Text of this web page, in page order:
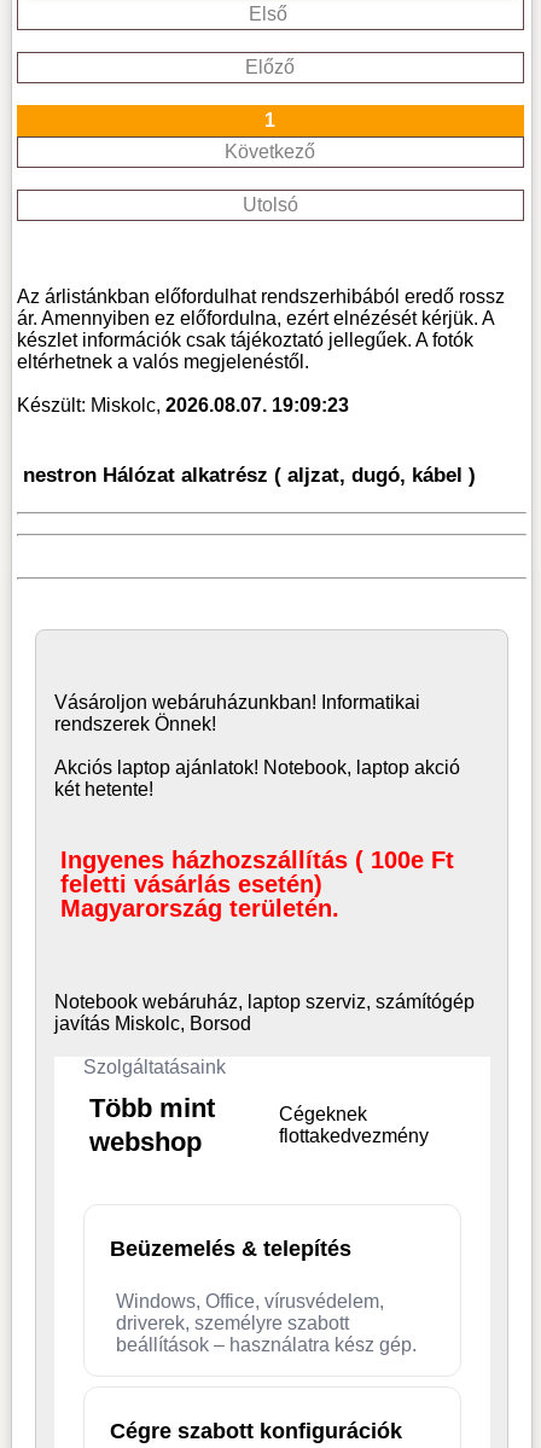
Első
Előző
1
Következő
Utolsó
Az árlistánkban előfordulhat rendszerhibából eredő rossz
ár. Amennyiben ez előfordulna, ezért elnézését kérjük. A
készlet információk csak tájékoztató jellegűek. A fotók
eltérhetnek a valós megjelenéstől.
Készült: Miskolc,2026.08.07. 19:09:23
nestron Hálózat alkatrész ( aljzat, dugó, kábel )
Vásároljonwebáruházunkban! Informatikai
rendszerek Önnek!
Akciós laptop ajánlatok! Notebook, laptop akció
két hetente!
Ingyenes házhozszállítás ( 100e Ft
feletti vásárlás esetén)
Magyarország területén.
Notebook webáruház, laptop szerviz, számítógép
javítás Miskolc, Borsod
Szolgáltatásaink
Több mint
webshop
Cégeknek
flottakedvezmény
Beüzemelés & telepítés
Windows, Office, vírusvédelem,
driverek, személyre szabott
beállítások – használatra kész gép.
Cégre szabott konfigurációk